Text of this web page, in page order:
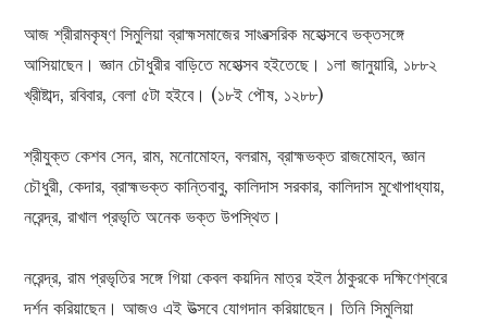
আজ শ্রীরামকৃষ্ণ সিমুলিয়া ব্রাহ্মসমাজের সাংবত্সরিক মহোত্সবে ভক্তসঙ্গে
আসিয়াছেন। জ্ঞান চৌধুরীর বাড়িতে মহোত্সব হইতেছে। ১লা জানুয়ারি, ১৮৮২
খ্রীষ্টাব্দ, রবিবার, বেলা ৫টা হইবে। (১৮ই পৌষ, ১২৮৮)
শ্রীযুক্ত কেশব সেন, রাম, মনোমোহন, বলরাম, ব্রাহ্মভক্ত রাজমোহন, জ্ঞান
চৌধুরী, কেদার, ব্রাহ্মভক্ত কান্তিবাবু, কালিদাস সরকার, কালিদাস মুখোপাধ্যায়,
নরেন্দ্র, রাখাল প্রভৃতি অনেক ভক্ত উপস্থিত।
নরেন্দ্র, রাম প্রভৃতির সঙ্গে গিয়া কেবল কয়দিন মাত্র হইল ঠাকুরকে দক্ষিণেশ্বরে
দর্শন করিয়াছেন। আজও এই উত্সবে যোগদান করিয়াছেন। তিনি সিমুলিয়া